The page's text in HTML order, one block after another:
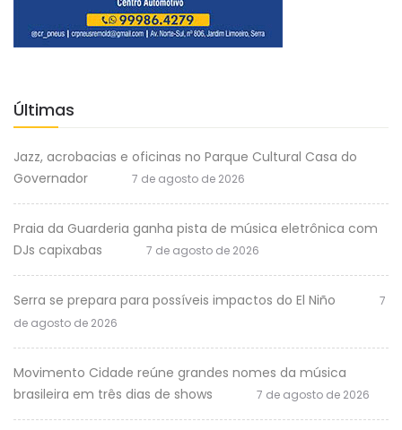
Últimas
Jazz, acrobacias e oficinas no Parque Cultural Casa do
Governador
7 de agosto de 2026
Praia da Guarderia ganha pista de música eletrônica com
DJs capixabas
7 de agosto de 2026
Serra se prepara para possíveis impactos do El Niño
7
de agosto de 2026
Movimento Cidade reúne grandes nomes da música
brasileira em três dias de shows
7 de agosto de 2026